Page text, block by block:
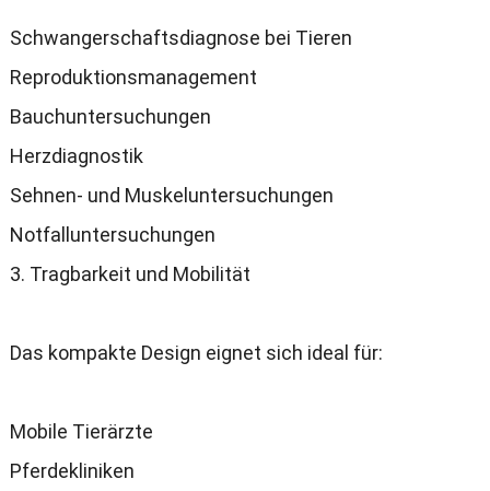
Schwangerschaftsdiagnose bei Tieren
Reproduktionsmanagement
Bauchuntersuchungen
Herzdiagnostik
Sehnen- und Muskeluntersuchungen
Notfalluntersuchungen
3. Tragbarkeit und Mobilität
Das kompakte Design eignet sich ideal für:
Mobile Tierärzte
Pferdekliniken